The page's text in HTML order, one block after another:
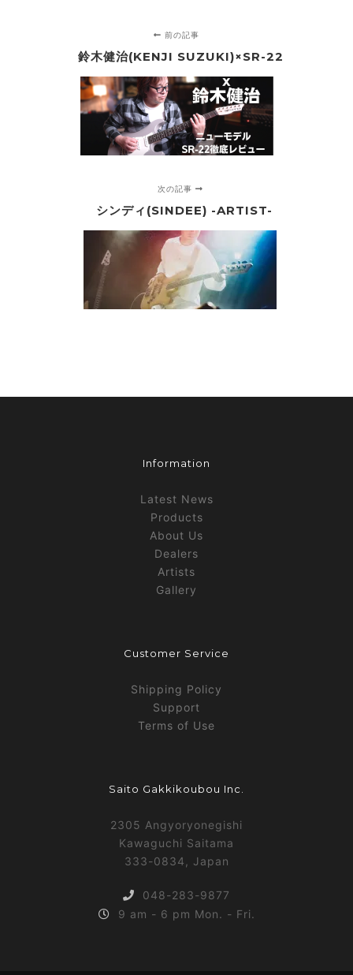
前の記事
鈴木健治(KENJI SUZUKI)×SR-22
次の記事
シンディ(SINDEE) -ARTIST-
Information
Latest News
Products
About Us
Dealers
Artists
Gallery
Customer Service
Shipping Policy
Support
Terms of Use
Saito Gakkikoubou Inc.
2305 Angyoryonegishi
Kawaguchi Saitama
333-0834, Japan
048-283-9877
9 am - 6 pm Mon. - Fri.